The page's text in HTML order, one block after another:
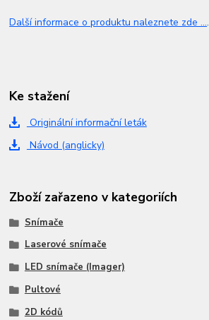
Další informace o produktu naleznete zde ....
Ke stažení
Originální informační leták
Návod (anglicky)
Zboží zařazeno v kategoriích
Snímače
Laserové snímače
LED snímače (Imager)
Pultové
2D kódů